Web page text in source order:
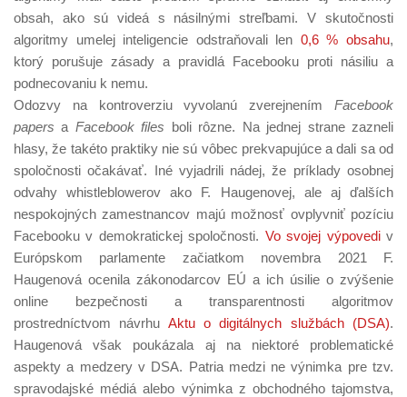
obsah, ako sú videá s násilnými streľbami. V skutočnosti
algoritmy umelej inteligencie odstraňovali len 0,6 % obsahu,
ktorý porušuje zásady a pravidlá Facebooku proti násiliu a
podnecovaniu k nemu.
Odozvy na kontroverziu vyvolanú zverejnením Facebook
papers a Facebook files boli rôzne. Na jednej strane zazneli
hlasy, že takéto praktiky nie sú vôbec prekvapujúce a dali sa od
spoločnosti očakávať. Iné vyjadrili nádej, že príklady osobnej
odvahy whistleblowerov ako F. Haugenovej, ale aj ďalších
nespokojných zamestnancov majú možnosť ovplyvniť pozíciu
Facebooku v demokratickej spoločnosti. Vo svojej výpovediv
Európskom parlamente začiatkom novembra 2021 F.
Haugenová ocenila zákonodarcov EÚ a ich úsilie o zvýšenie
online bezpečnosti a transparentnosti algoritmov
prostredníctvom návrhu Aktu o digitálnych službách (DSA).
Haugenová však poukázala aj na niektoré problematické
aspekty a medzery v DSA. Patria medzi ne výnimka pre tzv.
spravodajské médiá alebo výnimka z obchodného tajomstva,